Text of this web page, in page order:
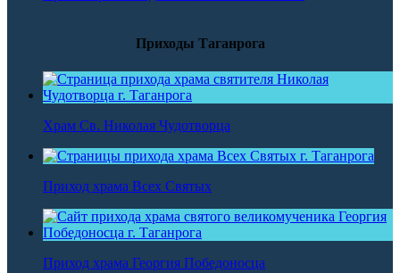
Приходы Таганрога
Храм Св. Николая Чудотворца
Приход храма Всех Святых
Приход храма Георгия Победоносца